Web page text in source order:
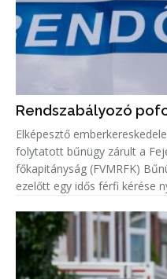
Rendszabályozó
Elképesztő
folytatott bűnügy zárult a
főkapitányság (FVMRFK)
ezelőtt egy idős férfi kérése